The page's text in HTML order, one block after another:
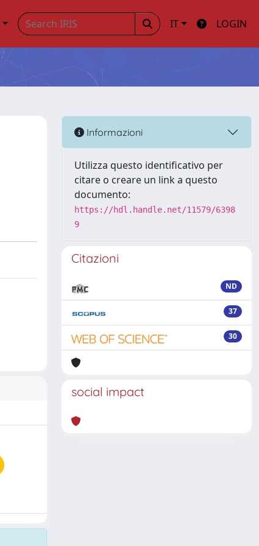
IT LOGIN
Informazioni
Utilizza questo identificativo per
citare o creare un link a questo
documento:
https://hdl.handle.net/11579/6398
9
Citazioni
ND
37
30
social impact